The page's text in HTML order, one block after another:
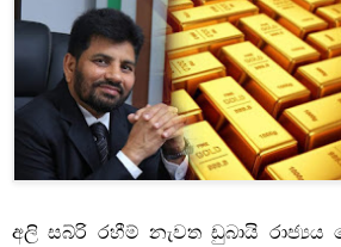
අලි සබ්රි රහීම් නැවත ඩුබායි රාජ්‍යය